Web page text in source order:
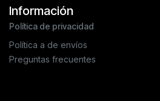
Información
Política de privacidad
Política a de envíos
Preguntas frecuentes